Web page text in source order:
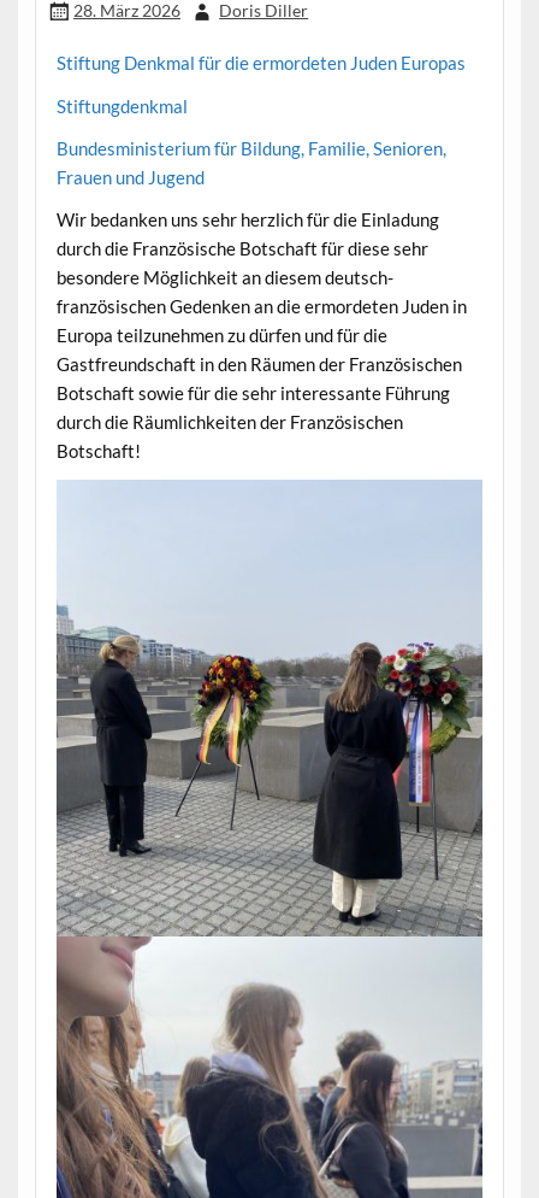
28. März 2026 Doris Diller
Stiftung Denkmal für die ermordeten Juden Europas
Stiftungdenkmal
Bundesministerium für Bildung, Familie, Senioren,
Frauen und Jugend
Wir bedanken uns sehr herzlich für die Einladung
durch die Französische Botschaft für diese sehr
besondere Möglichkeit an diesem deutsch-
französischen Gedenken an die ermordeten Juden in
Europa teilzunehmen zu dürfen und für die
Gastfreundschaft in den Räumen der Französischen
Botschaft sowie für die sehr interessante Führung
durch die Räumlichkeiten der Französischen
Botschaft!